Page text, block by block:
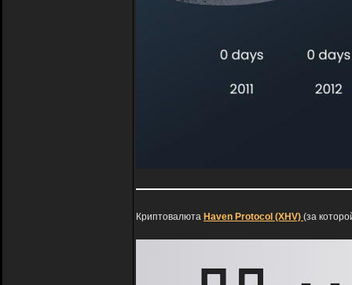
Криптовалюта Haven Protocol (XHV) (за